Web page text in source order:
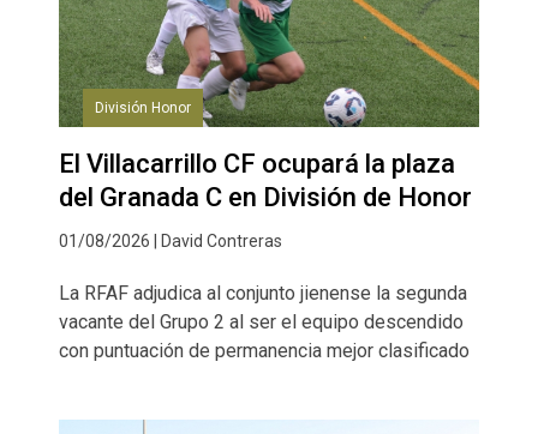
División Honor
El Villacarrillo CF ocupará la plaza
del Granada C en División de Honor
01/08/2026 | David Contreras
La RFAF adjudica al conjunto jienense la segunda
vacante del Grupo 2 al ser el equipo descendido
con puntuación de permanencia mejor clasificado